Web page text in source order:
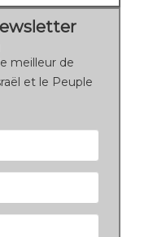
meilleur de
et le Peuple